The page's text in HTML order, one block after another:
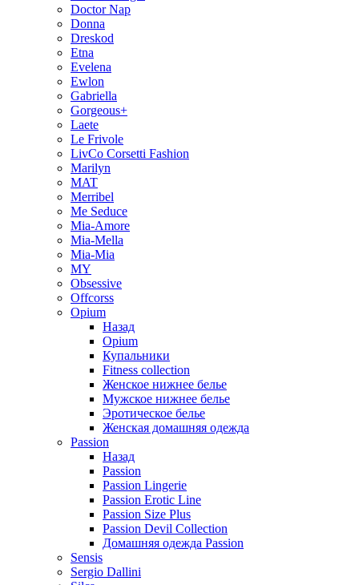
Doctor Nap
Donna
Dreskod
Etna
Evelena
Ewlon
Gabriella
Gorgeous+
Laete
Le Frivole
LivCo Corsetti Fashion
Marilyn
MAT
Merribel
Me Seduce
Mia-Amore
Mia-Mella
Mia-Mia
MY
Obsessive
Offcorss
Opium
Назад
Opium
Купальники
Fitness collection
Женское нижнее белье
Мужское нижнее белье
Эротическое белье
Женская домашняя одежда
Passion
Назад
Passion
Passion Lingerie
Passion Erotic Line
Passion Size Plus
Passion Devil Collection
Домашняя одежда Passion
Sensis
Sergio Dallini